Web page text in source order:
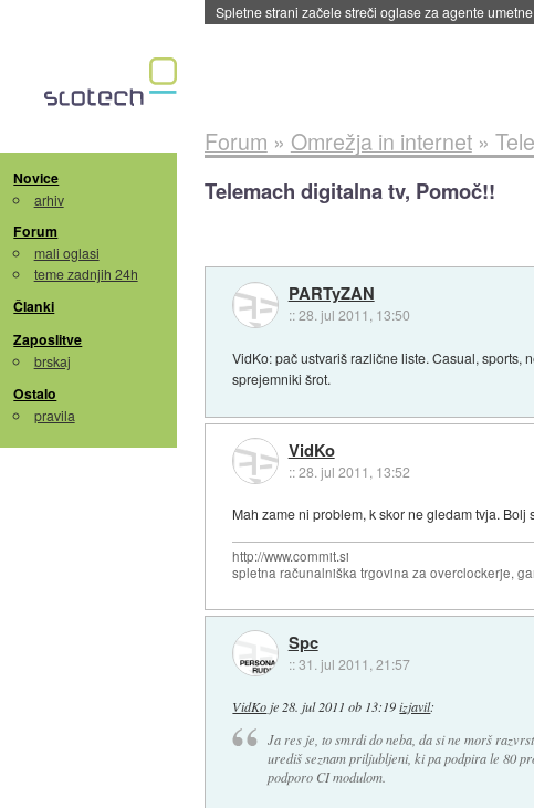
Spletne strani začele streči oglase za agente
Novice
arhiv
Forum
mali oglasi
teme zadnjih 24h
Članki
Zaposlitve
brskaj
Ostalo
pravila
Forum » Omrežja in internet»
Telemach digitalna tv, Pomoč!!
PARTyZAN
::28. jul 2011, 13:50
VidKo: pač ustvariš različne liste. Casual, sports,
sprejemniki šrot.
VidKo
::28. jul 2011, 13:52
Mah zame ni problem, k skor ne gledam tvja.
http://www.commit.si
spletna računalniška trgovina za overclockerje,
Spc
::31. jul 2011, 21:57
VidKo je 28. jul 2011 ob 13:19 izjavil:
Ja res je, to smrdi do neba, da si ne morš
urediš seznam priljubljeni, ki pa podpira le 80
podporo CI modulom.